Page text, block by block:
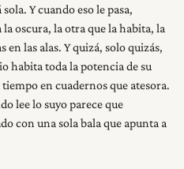
Y cuando eso le pasa,
oscura, la otra que la habita, la
en las alas. Y quizá, solo quizás,
habita toda la potencia de su
en cuadernos que atesora.
lee lo suyo parece que
con una sola bala que apunta a